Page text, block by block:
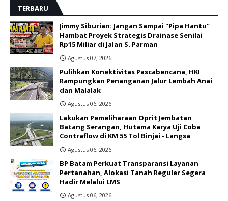
TERBARU
Jimmy Siburian: Jangan Sampai "Pipa Hantu"
Hambat Proyek Strategis Drainase Senilai
Rp15 Miliar di Jalan S. Parman
Agustus 07, 2026
Pulihkan Konektivitas Pascabencana, HKI
Rampungkan Penanganan Jalur Lembah Anai
dan Malalak
Agustus 06, 2026
Lakukan Pemeliharaan Oprit Jembatan
Batang Serangan, Hutama Karya Uji Coba
Contraflow di KM 55 Tol Binjai - Langsa
Agustus 06, 2026
BP Batam Perkuat Transparansi Layanan
Pertanahan, Alokasi Tanah Reguler Segera
Hadir Melalui LMS
Agustus 06, 2026